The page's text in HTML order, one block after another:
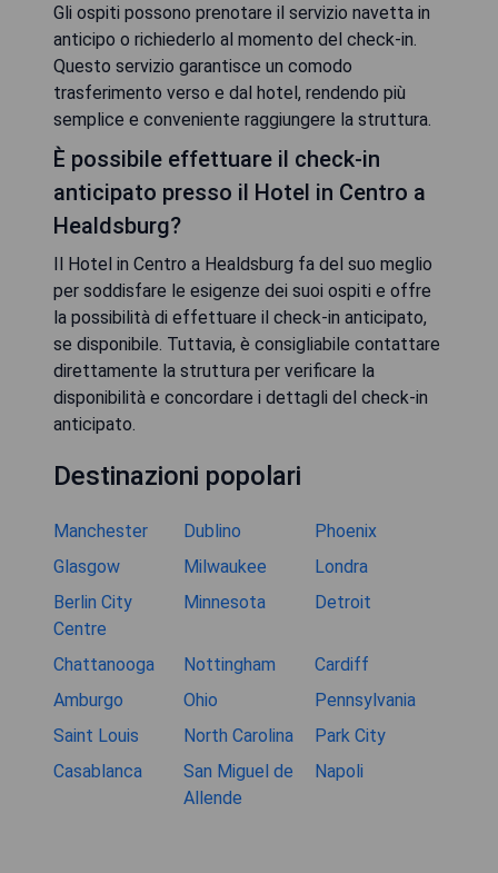
Gli ospiti possono prenotare il servizio navetta in
anticipo o richiederlo al momento del check-in.
Questo servizio garantisce un comodo
trasferimento verso e dal hotel, rendendo più
semplice e conveniente raggiungere la struttura.
È possibile effettuare il check-in
anticipato presso il Hotel in Centro a
Healdsburg?
Il Hotel in Centro a Healdsburg fa del suo meglio
per soddisfare le esigenze dei suoi ospiti e offre
la possibilità di effettuare il check-in anticipato,
se disponibile. Tuttavia, è consigliabile contattare
direttamente la struttura per verificare la
disponibilità e concordare i dettagli del check-in
anticipato.
Destinazioni popolari
Manchester Dublino
Phoenix
Glasgow
Milwaukee
Londra
Berlin City
Centre
Minnesota Detroit
Chattanooga Nottingham
Cardiff
Amburgo
Ohio
Pennsylvania
Saint Louis
North Carolina
Park City
Casablanca
San Miguel de
Allende
Napoli